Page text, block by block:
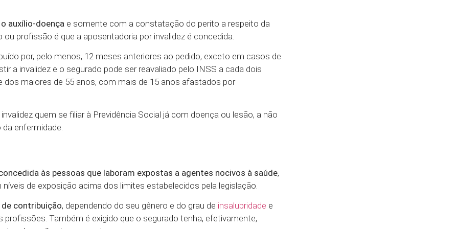
auxílio-doença e somente com a constatação do perito a respeito da
profissão é que a aposentadoria por invalidez é concedida.
por, pelo menos, 12 meses anteriores ao pedido, exceto em casos de
a invalidez e o segurado pode ser reavaliado pelo INSS a cada dois
maiores de 55 anos, com mais de 15 anos afastados por
quem se filiar à Previdência Social já com doença ou lesão, a não
enfermidade.
às pessoas que laboram expostas a agentes nocivos à saúde,
de exposição acima dos limites estabelecidos pela legislação.
contribuição, dependendo do seu gênero e do grau de insalubridade e
Também é exigido que o segurado tenha, efetivamente,